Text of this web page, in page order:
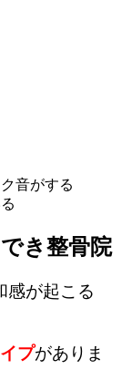
音がする
き整骨院
感が起こる
プがありま